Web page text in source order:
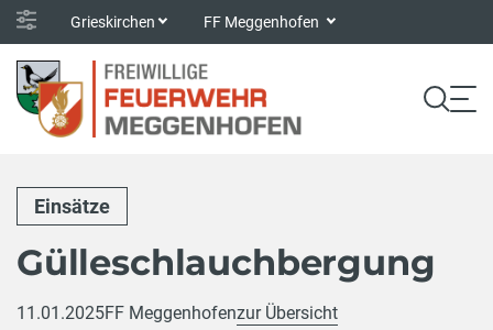
Grieskirchen FF Meggenhofen
Einsätze
Gülleschlauchbergung
11.01.2025FF Meggenhofenzur Übersicht